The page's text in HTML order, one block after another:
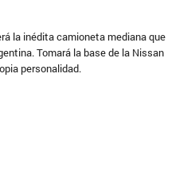
la inédita camioneta mediana que
Tomará la base de la Nissan
personalidad.